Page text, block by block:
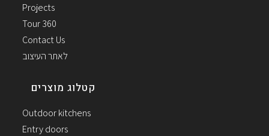
Projects
Tour 360
Contact Us
לאתר העיצוב
קטלוג מוצרים
Outdoor kitchens
Entry doors